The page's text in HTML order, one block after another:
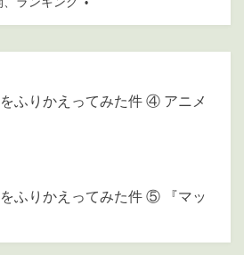
ふりかえってみた件 ④ アニメ
ふりかえってみた件 ⑤ 『マッ